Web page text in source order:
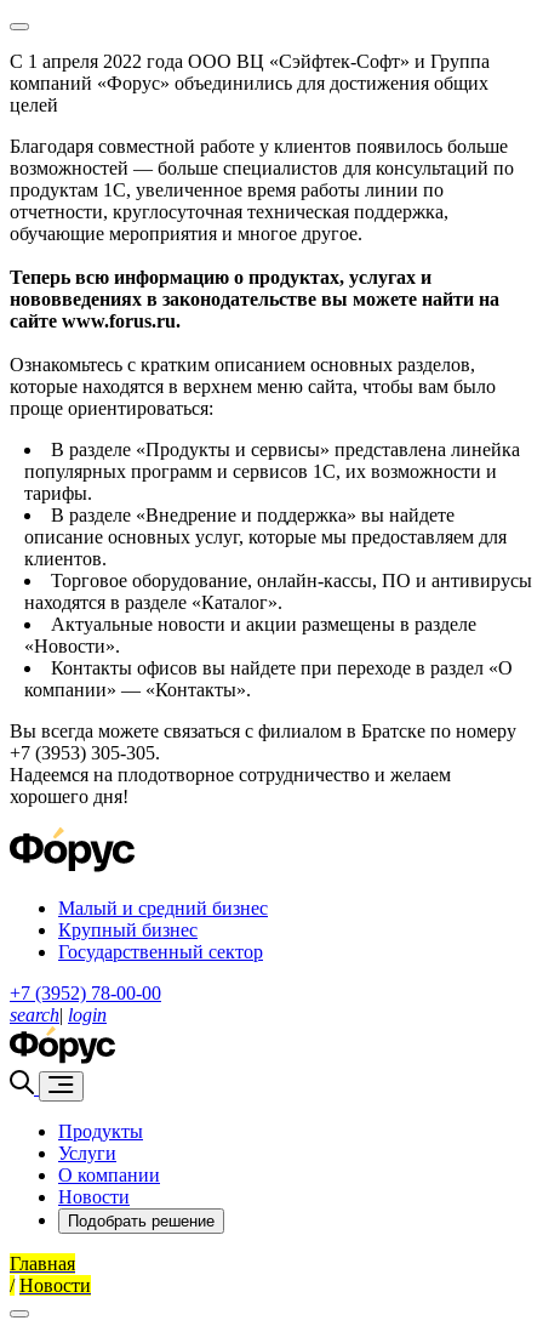
С 1 апреля 2022 года ООО ВЦ «Сэйфтек-Софт» и Группа
компаний «Форус» объединились для достижения общих
целей
Благодаря совместной работе у клиентов появилось больше
возможностей — больше специалистов для консультаций по
продуктам 1С, увеличенное время работы линии по
отчетности, круглосуточная техническая поддержка,
обучающие мероприятия и многое другое.
Теперь всю информацию о продуктах, услугах и
нововведениях в законодательстве вы можете найти на
сайте www.forus.ru.
Ознакомьтесь с кратким описанием основных разделов,
которые находятся в верхнем меню сайта, чтобы вам было
проще ориентироваться:
В разделе «Продукты и сервисы» представлена линейка
популярных программ и сервисов 1С, их возможности и
тарифы.
В разделе «Внедрение и поддержка» вы найдете
описание основных услуг, которые мы предоставляем для
клиентов.
Торговое оборудование, онлайн-кассы, ПО и антивирусы
находятся в разделе «Каталог».
Актуальные новости и акции размещены в разделе
«Новости».
Контакты офисов вы найдете при переходе в раздел «О
компании» — «Контакты».
Вы всегда можете связаться с филиалом в Братске по номеру
+7 (3953) 305-305.
Надеемся на плодотворное сотрудничество и желаем
хорошего дня!
Малый и средний бизнес
Крупный бизнес
Государственный сектор
+7 (3952) 78-00-00
search| login
Продукты
Услуги
О компании
Новости
Подобрать решение
Главная
/ Новости